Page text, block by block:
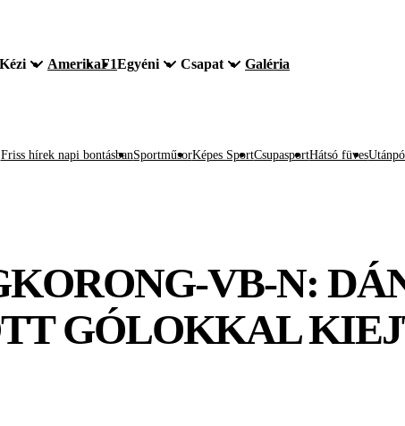
Kézi AmerikaF1Egyéni Csapat Galéria
Friss hírek napi bontásbanSportműsorKépes SportCsupasportHátsó füves
VB-N:
GÓLOKKAL